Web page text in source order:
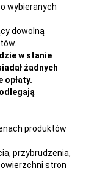
wybieranych
dowolną
w stanie
żadnych
opłaty.
produktów
przybrudzenia,
stron